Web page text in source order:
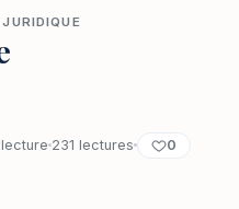
231 lectures 0